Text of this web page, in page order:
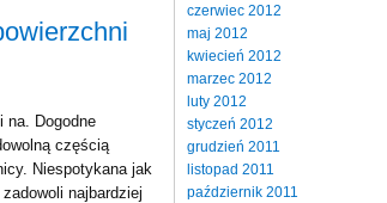
na. Dogodne
częścią
Niespotykana jak
najbardziej
czerwiec 2012
maj 2012
kwiecień 2012
marzec 2012
luty 2012
styczeń 2012
grudzień 2011
listopad 2011
październik 2011